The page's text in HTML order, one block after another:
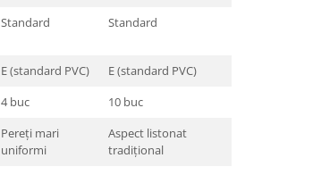
Standard Standard
E (standard PVC)
E (standard PVC)
4 buc
10 buc
Pereți mari
uniformi
Aspect listonat
tradițional